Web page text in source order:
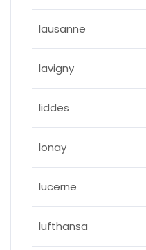
lausanne
lavigny
liddes
lonay
lucerne
lufthansa